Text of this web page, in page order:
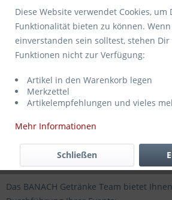
Wir bieten eine große Auswahl an
Bierwagenin verschiedenen Designs,
Stadtfest, Sportveranstaltung oder
jede Party oder Feier in Essen und
Das BANACH Getränke Team bietet
Diese Website verwendet Cookies,
Funktionalität bieten zu können.
einverstanden sein solltest, stehen Dir
Funktionen nicht zur Verfügung:
Artikel in den Warenkorb legen
Merkzettel
Artikelempfehlungen und vieles
Mehr Informationen
Schließen